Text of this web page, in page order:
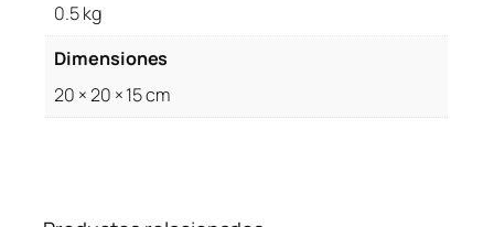
0.5 kg
Dimensiones
20 × 20 × 15 cm